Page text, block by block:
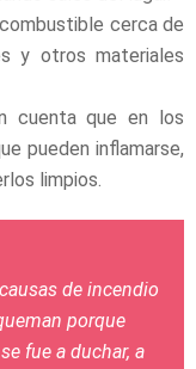
cerca de
y otros materiales
cuenta que en los
pueden inflamarse,
limpios.
de incendio
porque
fue a duchar, a